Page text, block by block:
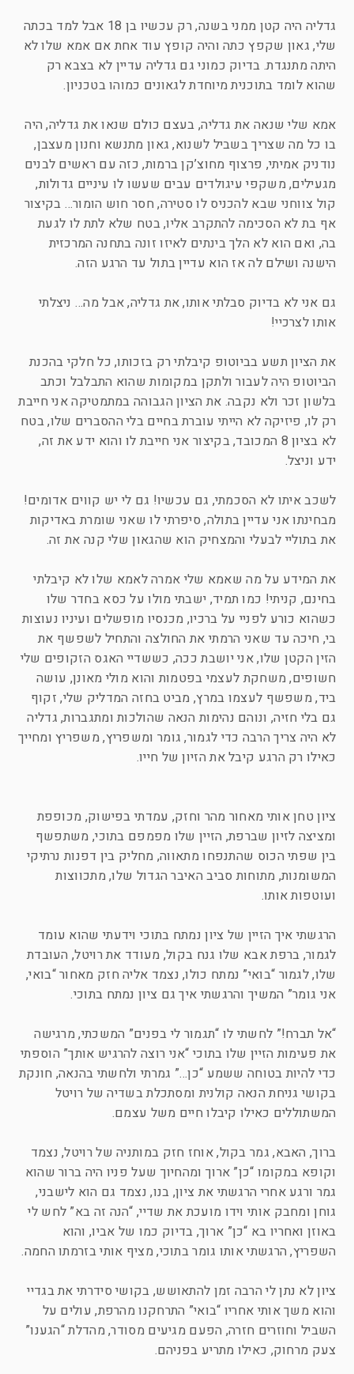
גדליה היה קטן ממני בשנה, רק עכשיו בן 18 אבל למד בכתה
שלי, גאון שקפץ כתה והיה קופץ עוד אחת אם אמא שלו לא
היתה מתנגדת. בדיוק כמוני גם גדליה עדיין לא בצבא רק
שהוא לומד בתוכנית מיוחדת לגאונים כמוהו בטכניון.
אמא שלי שנאה את גדליה, בעצם כולם שנאו את גדליה, היה
בו כל מה שצריך בשביל לשנוא, גאון מתנשא וחנון מעצבן,
נודניק אמיתי, פרצוף מחוצ’קן ברמות, כזה עם ראשים לבנים
מגעילים, משקפי עיגולדים עבים שעשו לו עיניים גדולות,
קול צווחני שבא להכניס לו סטירה, חסר חוש הומור… בקיצור
אף בת לא הסכימה להתקרב אליו, בטח שלא לתת לו לגעת
בה, ואם הוא לא הלך בינתים לאיזו זונה בתחנה המרכזית
הישנה ושילם לה אז הוא עדיין בתול עד הרגע הזה.
גם אני לא בדיוק סבלתי אותו, את גדליה, אבל מה… ניצלתי
אותו לצרכיי!
את הציון תשע בביוטופ קיבלתי רק בזכותו, כל חלקי בהכנת
הביוטופ היה לעבור ולתקן במקומות שהוא התבלבל וכתב
בלשון זכר ולא נקבה. את הציון הגבוהה במתמטיקה אני חייבת
רק לו, פיזיקה לא הייתי עוברת בחיים בלי ההסברים שלו, בטח
לא בציון 8 המכובד, בקיצור אני חייבת לו והוא ידע את זה,
ידע וניצל.
לשכב איתו לא הסכמתי, גם עכשיו! גם לי יש קווים אדומים!
מבחינתו אני עדיין בתולה, סיפרתי לו שאני שומרת באדיקות
את בתוליי לבעלי והמצחיק הוא שהגאון שלי קנה את זה.
את המידע על מה שאמא שלי אמרה לאמא שלו לא קיבלתי
בחינם, קניתי! כמו תמיד, ישבתי מולו על כסא בחדר שלו
כשהוא כורע לפניי על ברכיו, מכנסיו מופשלים ועיניו נעוצות
בי, חיכה עד שאני הרמתי את החולצה והתחיל לשפשף את
הזין הקטן שלו, אני יושבת ככה, כששדיי האגס הזקופים שלי
חשופים, משחקת לעצמי בפטמות והוא מולי מאונן, עושה
ביד, משפשף לעצמו במרץ, מביט בחזה המדליק שלי, זקוף
גם בלי חזיה, ונוהם נהימות הנאה שהולכות ומתגברות, גדליה
לא היה צריך הרבה כדי לגמור, גומר ומשפריץ, משפריץ ומחייך
כאילו רק הרגע קיבל את הזיון של חייו.
ציון טחן אותי מאחור מהר וחזק, עמדתי בפישוק, מכופפת
ומציצה לזיון שברפת, הזיין שלו מפמפם בתוכי, משתפשף
בין שפתי הכוס שהתנפחו מתאווה, מחליק בין דפנות נרתיקי
המשומנות, מתוחות סביב האיבר הגדול שלו, מתכווצות
ועוטפות אותו.
הרגשתי איך הזיין של ציון נמתח בתוכי וידעתי שהוא עומד
לגמור, ברפת אבא שלו גנח בקול, מעודד את רויטל, העובדת
שלו, לגמור “בואי” נמתח כולו, נצמד אליה חזק מאחור “בואי,
אני גומר” המשיך והרגשתי איך גם ציון נמתח בתוכי.
“אל תברח!” לחשתי לו “תגמור לי בפנים” המשכתי, מרגישה
את פעימות הזיין שלו בתוכי “אני רוצה להרגיש אותך” הוספתי
כדי להיות בטוחה ששמע “כן…” גמרתי ולחשתי בהנאה, חונקת
בקושי גניחת הנאה קולנית ומסתכלת בשדיה של רויטל
המשתוללים כאילו קיבלו חיים משל עצמם.
ברוך, האבא, גמר בקול, אוחז חזק במותניה של רויטל, נצמד
וקופא במקומו “כן” ארוך ומהחיוך שעל פניו היה ברור שהוא
גמר ורגע אחרי הרגשתי את ציון, בנו, נצמד גם הוא לישבני,
גוחן ומחבק אותי וידו מועכת את שדיי, “הנה זה בא” לחש לי
באוזן ואחריו בא “כן” ארוך, בדיוק כמו של אביו, והוא
השפריץ, הרגשתי אותו גומר בתוכי, מציף אותי בזרמתו החמה.
ציון לא נתן לי הרבה זמן להתאושש, בקושי סידרתי את בגדיי
והוא משך אותי אחריו “בואי” התרחקנו מהרפת, עולים על
השביל וחוזרים חזרה, הפעם מגיעים מסודר, מהדלת “הגענו”
צעק מרחוק, כאילו מתריע בפניהם.